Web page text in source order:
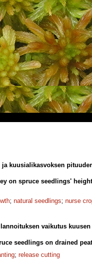
kuusialikasvoksen
on spruce seedlings'
; natural seedlings; nurse
vaikutus
seedlings on drained
; release cutting